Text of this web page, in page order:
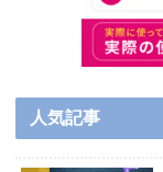
人気記事